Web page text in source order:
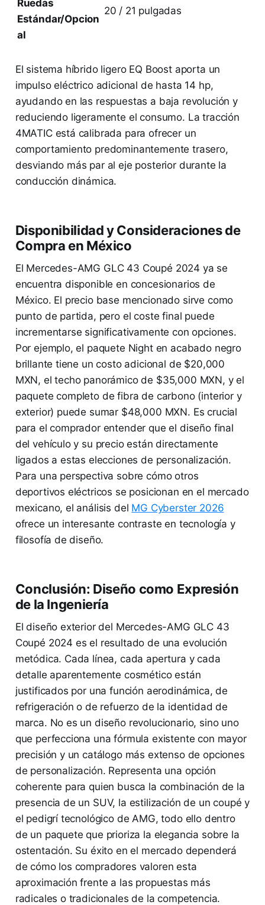
Ruedas
Estándar/Opcion
al
20 / 21 pulgadas
El sistema híbrido ligero EQ Boost aporta un
impulso eléctrico adicional de hasta 14 hp,
ayudando en las respuestas a baja revolución y
reduciendo ligeramente el consumo. La tracción
4MATIC está calibrada para ofrecer un
comportamiento predominantemente trasero,
desviando más par al eje posterior durante la
conducción dinámica.
Disponibilidad y Consideraciones de
Compra en México
El Mercedes-AMG GLC 43 Coupé 2024 ya se
encuentra disponible en concesionarios de
México. El precio base mencionado sirve como
punto de partida, pero el coste final puede
incrementarse significativamente con opciones.
Por ejemplo, el paquete Night en acabado negro
brillante tiene un costo adicional de $20,000
MXN, el techo panorámico de $35,000 MXN, y el
paquete completo de fibra de carbono (interior y
exterior) puede sumar $48,000 MXN. Es crucial
para el comprador entender que el diseño final
del vehículo y su precio están directamente
ligados a estas elecciones de personalización.
Para una perspectiva sobre cómo otros
deportivos eléctricos se posicionan en el mercado
mexicano, el análisis del MG Cyberster 2026
ofrece un interesante contraste en tecnología y
filosofía de diseño.
Conclusión: Diseño como Expresión
de la Ingeniería
El diseño exterior del Mercedes-AMG GLC 43
Coupé 2024 es el resultado de una evolución
metódica. Cada línea, cada apertura y cada
detalle aparentemente cosmético están
justificados por una función aerodinámica, de
refrigeración o de refuerzo de la identidad de
marca. No es un diseño revolucionario, sino uno
que perfecciona una fórmula existente con mayor
precisión y un catálogo más extenso de opciones
de personalización. Representa una opción
coherente para quien busca la combinación de la
presencia de un SUV, la estilización de un coupé y
el pedigrí tecnológico de AMG, todo ello dentro
de un paquete que prioriza la elegancia sobre la
ostentación. Su éxito en el mercado dependerá
de cómo los compradores valoren esta
aproximación frente a las propuestas más
radicales o tradicionales de la competencia.